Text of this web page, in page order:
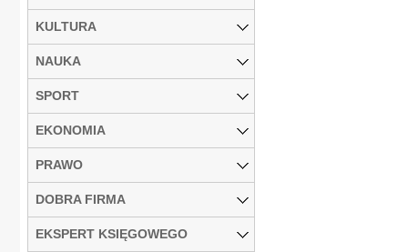
KULTURA
NAUKA
SPORT
EKONOMIA
PRAWO
DOBRA FIRMA
EKSPERT KSIĘGOWEGO